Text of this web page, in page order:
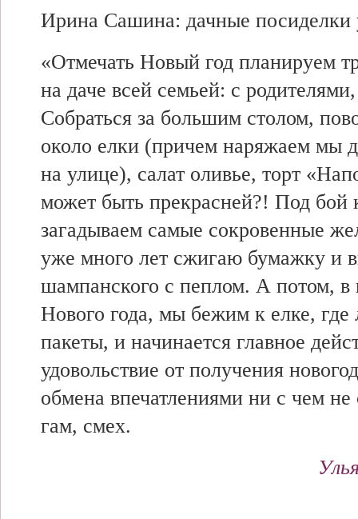
Ирина Сашина: дачные посиделки
«Отмечать Новый год планируем
на даче всей семьей: с
Собраться за большим столом,
около елки (причем наряжаем мы
на улице), салат оливье, торт
может быть прекрасней?! Под бой
загадываем самые сокровенные
уже много лет сжигаю бумажку и
шампанского с пеплом. А потом, в
Нового года, мы бежим к елке, где
пакеты, и начинается главное
удовольствие от получения
обмена впечатлениями ни с чем
гам, смех.